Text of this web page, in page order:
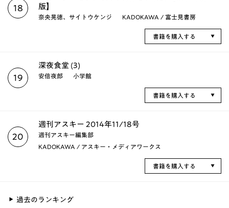
18
版】
奈央晃徳、サイトウケンジ KADOKAWA / 富士見書房
書籍を購入する
19
深夜食堂 (3)
安倍夜郎 小学館
書籍を購入する
20
週刊アスキー 2014年11/18号
週刊アスキー編集部
KADOKAWA / アスキー・メディアワークス
書籍を購入する
過去のランキング